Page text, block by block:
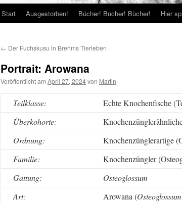
Start Ausgestorben! Bücher! Bücher! Bücher! Hier
← Der Fuchskusu in Brehms Tierleben
Portrait: Arowana
Veröffentlicht am April 27, 2024von Martin
Teilklasse:
Echte Knochenfische
Überkohorte:
Ordnung:
Knochenzünglerartige
Familie:
Knochenzüngler
Gattung:
Osteoglossum
Art:
Arowana (